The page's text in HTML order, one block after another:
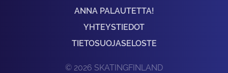
ANNA PALAUTETTA!
YHTEYSTIEDOT
TIETOSUOJASELOSTE
© 2026 SKATINGFINLAND